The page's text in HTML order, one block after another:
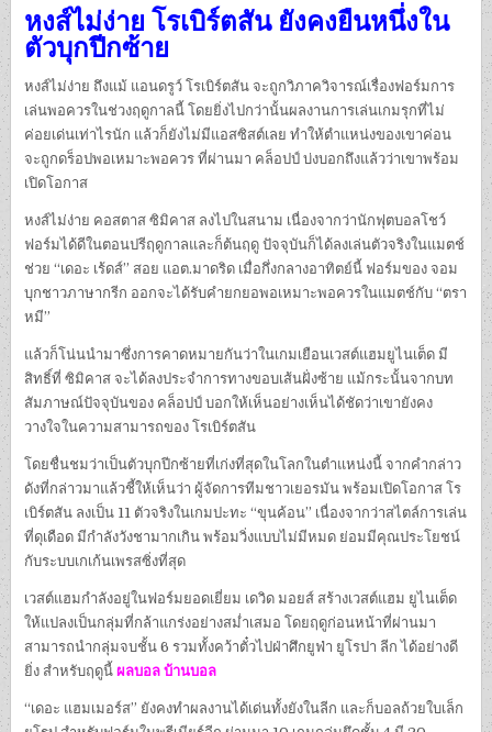
หงส์ไม่ง่าย โรเบิร์ตสัน ยังคงยืนหนึ่งใน
ตัวบุกปีกซ้าย
หงส์ไม่ง่าย ถึงแม้ แอนดรูว์ โรเบิร์ตสัน จะถูกวิภาควิจารณ์เรื่องฟอร์มการ
เล่นพอควรในช่วงฤดูกาลนี้ โดยยิ่งไปกว่านั้นผลงานการเล่นเกมรุกที่ไม่
ค่อยเด่นเท่าไรนัก แล้วก็ยังไม่มีแอสซิสต์เลย ทำให้ตำแหน่งของเขาค่อน
จะถูกดร็อปพอเหมาะพอควร ที่ผ่านมา คล็อปป์ บ่งบอกถึงแล้วว่าเขาพร้อม
เปิดโอกาส
หงส์ไม่ง่าย คอสตาส ซิมิคาส ลงไปในสนาม เนื่องจากว่านักฟุตบอลโชว์
ฟอร์มได้ดีในตอนปรีฤดูกาลและก็ต้นฤดู ปัจจุบันก็ได้ลงเล่นตัวจริงในแมตช์
ช่วย “เดอะ เร้ดส์” สอย แอต.มาดริด เมื่อกึ่งกลางอาทิตย์นี้ ฟอร์มของ จอม
บุกชาวภาษากรีก ออกจะได้รับคำยกยอพอเหมาะพอควรในแมตช์กับ “ตรา
หมี”
แล้วก็โน่นนำมาซึ่งการคาดหมายกันว่าในเกมเยือนเวสต์แฮมยูไนเต็ด มี
สิทธิ์ที่ ซิมิคาส จะได้ลงประจำการทางขอบเส้นฝั่งซ้าย แม้กระนั้นจากบท
สัมภาษณ์ปัจจุบันของ คล็อปป์ บอกให้เห็นอย่างเห็นได้ชัดว่าเขายังคง
วางใจในความสามารถของ โรเบิร์ตสัน
โดยชื่นชมว่าเป็นตัวบุกปีกซ้ายที่เก่งที่สุดในโลกในตำแหน่งนี้ จากคำกล่าว
ดังที่กล่าวมาแล้วชี้ให้เห็นว่า ผู้จัดการทีมชาวเยอรมัน พร้อมเปิดโอกาส โร
เบิร์ตสัน ลงเป็น 11 ตัวจริงในเกมปะทะ “ขุนค้อน” เนื่องจากว่าสไตล์การเล่น
ที่ดุเดือด มีกำลังวังชามากเกิน พร้อมวิ่งแบบไม่มีหมด ย่อมมีคุณประโยชน์
กับระบบเกเก้นเพรสซิ่งที่สุด
เวสต์แฮมกำลังอยู่ในฟอร์มยอดเยี่ยม เดวิด มอยส์ สร้างเวสต์แฮม ยูไนเต็ด
ให้แปลงเป็นกลุ่มที่กล้าแกร่งอย่างสม่ำเสมอ โดยฤดูก่อนหน้าที่ผ่านมา
สามารถนำกลุ่มจบชั้น 6 รวมทั้งคว้าตั๋วไปฝ่าศึกยูฟ่า ยูโรปา ลีก ได้อย่างดี
ยิ่ง สำหรับฤดูนี้ผลบอล บ้านบอล
“เดอะ แฮมเมอร์ส” ยังคงทำผลงานได้เด่นทั้งยังในลีก และก็บอลถ้วยใบเล็ก